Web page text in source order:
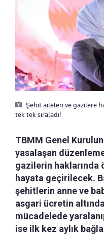
Şehit aileleri ve gazilere
tek tek sıraladı!
TBMM Genel
yasalaşan
gazilerin
hayata geçirilecek.
şehitlerin anne ve
asgari ücretin
mücadelede
ise ilk kez aylık